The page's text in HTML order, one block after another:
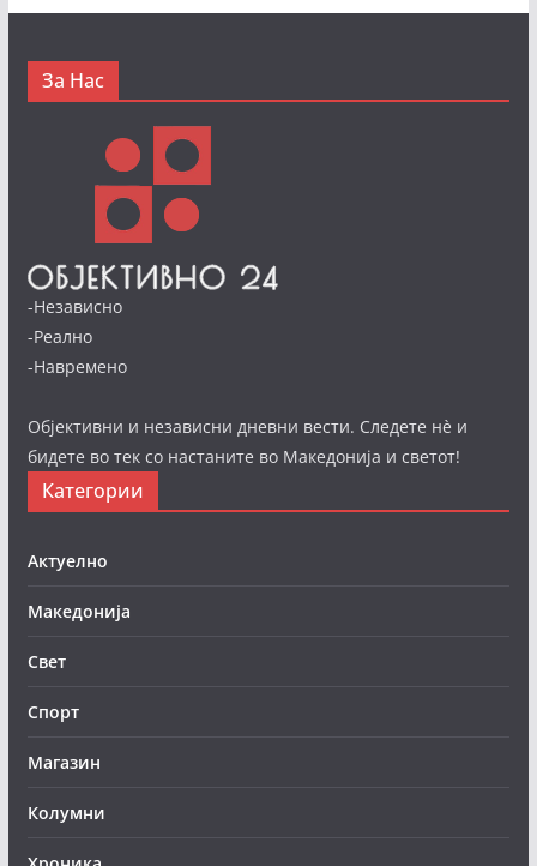
За Нас
-Независно
-Реално
-Навремено
Објективни и независни дневни вести. Следете нè и
бидете во тек со настаните во Македонија и светот!
Категории
Актуелно
Македонија
Свет
Спорт
Магазин
Колумни